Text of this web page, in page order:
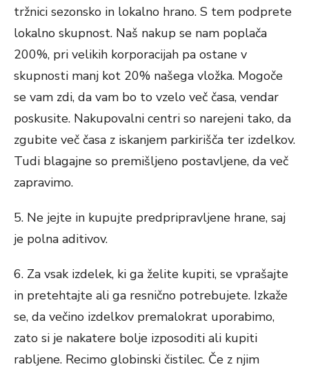
tržnici sezonsko in lokalno hrano. S tem podprete
lokalno skupnost. Naš nakup se nam poplača
200%, pri velikih korporacijah pa ostane v
skupnosti manj kot 20% našega vložka. Mogoče
se vam zdi, da vam bo to vzelo več časa, vendar
poskusite. Nakupovalni centri so narejeni tako, da
zgubite več časa z iskanjem parkirišča ter izdelkov.
Tudi blagajne so premišljeno postavljene, da več
zapravimo.
5. Ne jejte in kupujte predpripravljene hrane, saj
je polna aditivov.
6. Za vsak izdelek, ki ga želite kupiti, se vprašajte
in pretehtajte ali ga resnično potrebujete. Izkaže
se, da večino izdelkov premalokrat uporabimo,
zato si je nakatere bolje izposoditi ali kupiti
rabljene. Recimo globinski čistilec. Če z njim